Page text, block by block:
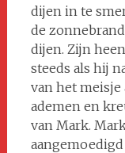
dijen in te
de
dijen. Zijn
steeds als hij
van het meisje
ademen en
van Mark.